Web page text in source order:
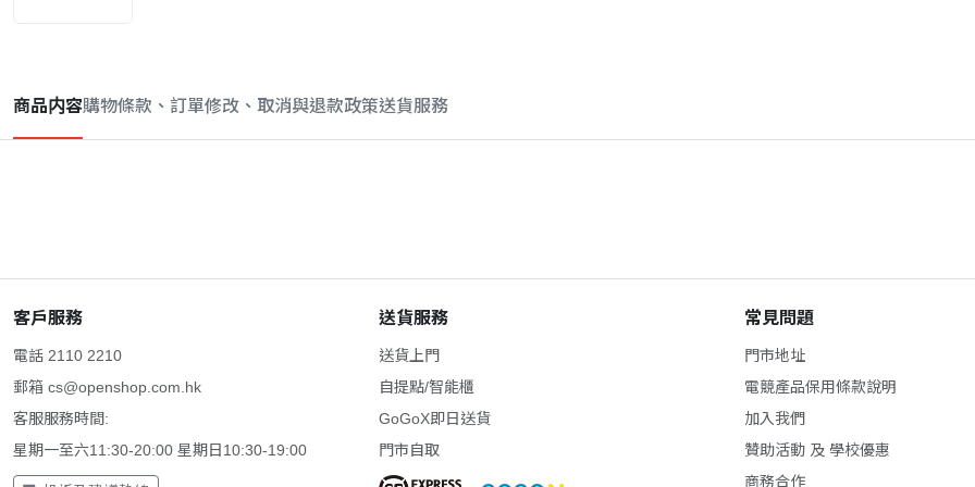
商品内容購物條款、訂單修改、取消與退款政策送貨服務
客戶服務
電話 2110 2210
郵箱 cs@openshop.com.hk
客服服務時間:
星期一至六11:30-20:00 星期日10:30-19:00
送貨服務
送貨上門
自提點/智能櫃
GoGoX即日送貨
門市自取
常見問題
門市地址
電競產品保用條款說明
加入我們
贊助活動 及 學校優惠
商務合作